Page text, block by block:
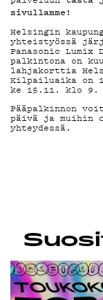
G
sivullamme!
Helsingin
yhteistyössä
Panasonic Lumix
palkintona on
lahjakorttia
Kilpailuaika on
ke 15.11. klo 9.
Pääpalkinnon
päivä ja muihin
yhteydessä.